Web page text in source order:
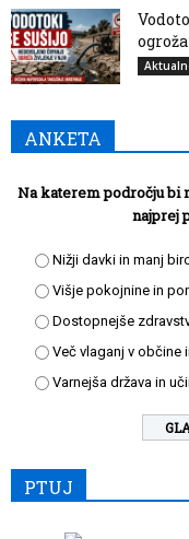
ANKETA
Na katerem področju bi
najprej
Nižji davki in manj
Višje pokojnine in
Dostopnejše
Več vlaganj v občine
Varnejša država in
PTUJ